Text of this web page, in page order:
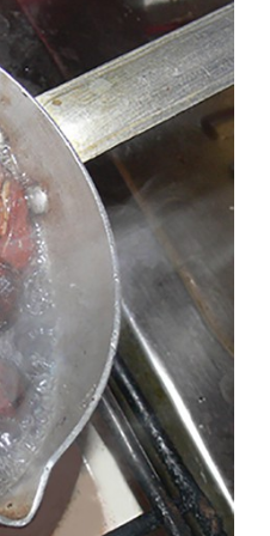
скончался в
святого
от которого
Угодника
где находятся и